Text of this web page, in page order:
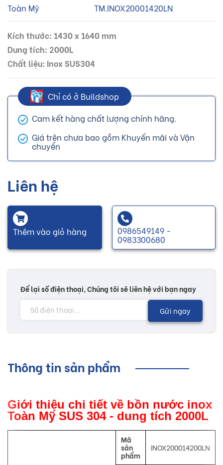
Toàn Mỹ
TM.INOX20001420LN
Kích thước: 1430 x 1640 mm
Dung tích: 2000L
Chất liệu: Inox SUS304
Chỉ có ở Buildshop
Cam kết hàng chất lượng chính hãng.
Giá trên chưa bao gồm Khuyến mãi và Vận
chuyển
Liên hệ
Thêm vào giỏ hàng 0986549149 -
0983300680
Để lại số điện thoại, Chúng tôi sẽ liên hệ với bạn ngay
Gửi ngay
Thông tin sản phẩm
Giới thiệu chi tiết về bồn nước inox
Toàn Mỹ SUS 304 - dung tích 2000L
Mã
sản
phẩm
INOX200014200LN